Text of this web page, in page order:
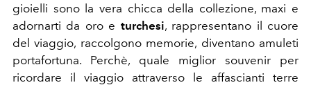
gioielli sono la vera chicca della collezione, maxi e
adornarti da oro e turchesi, rappresentano il cuore
del viaggio, raccolgono memorie, diventano amuleti
portafortuna. Perchè, quale miglior souvenir per
ricordare il viaggio attraverso le affascianti terre